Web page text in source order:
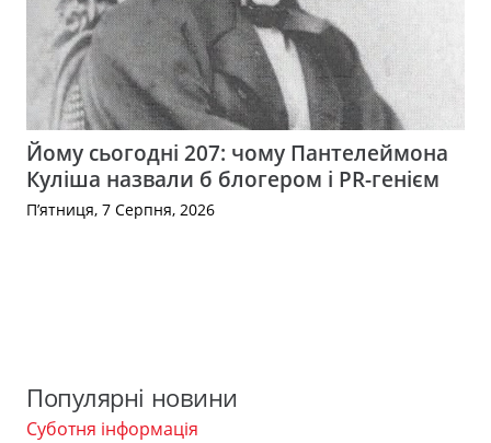
Йому сьогодні 207: чому Пантелеймона
Куліша назвали б блогером і PR-генієм
П’ятниця, 7 Серпня, 2026
Популярні новини
Суботня інформація